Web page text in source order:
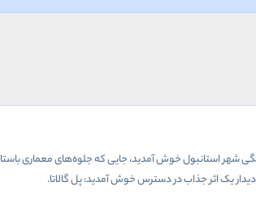
شهر استانبول خوش آمدید، جایی که جلوه‌های معماری
دیدار یک اثر جذاب در دسترس خوش آمدید: پل گالاتا.